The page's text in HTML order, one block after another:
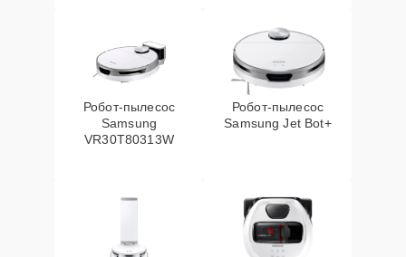
Робот-пылесос
Samsung
VR30T80313W
Робот-пылесос
Samsung Jet Bot+